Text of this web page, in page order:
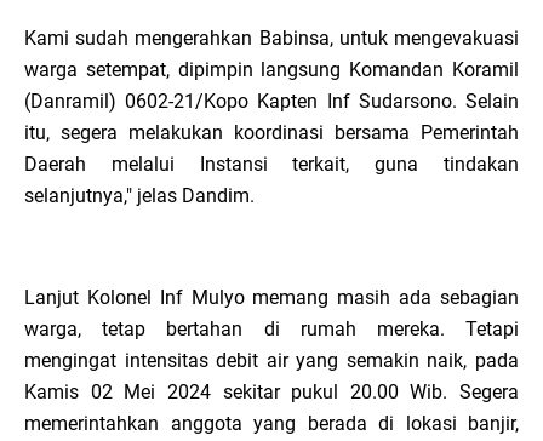
Kami sudah mengerahkan Babinsa, untuk mengevakuasi
warga setempat, dipimpin langsung Komandan Koramil
(Danramil) 0602-21/Kopo Kapten Inf Sudarsono. Selain
itu, segera melakukan koordinasi bersama Pemerintah
Daerah melalui Instansi terkait, guna tindakan
selanjutnya," jelas Dandim.
Lanjut Kolonel Inf Mulyo memang masih ada sebagian
warga, tetap bertahan di rumah mereka. Tetapi
mengingat intensitas debit air yang semakin naik, pada
Kamis 02 Mei 2024 sekitar pukul 20.00 Wib. Segera
memerintahkan anggota yang berada di lokasi banjir,